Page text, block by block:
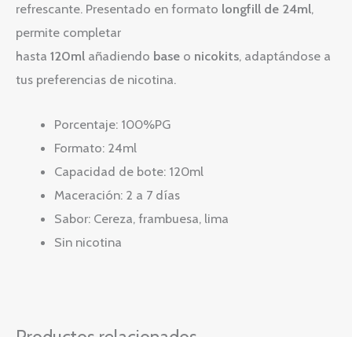
refrescante. Presentado en formato longfill de 24ml,
permite completar
hasta 120ml añadiendo base o nicokits, adaptándose a
tus preferencias de nicotina.
Porcentaje: 100%PG
Formato: 24ml
Capacidad de bote: 120ml
Maceración: 2 a 7 días
Sabor: Cereza, frambuesa, lima
Sin nicotina